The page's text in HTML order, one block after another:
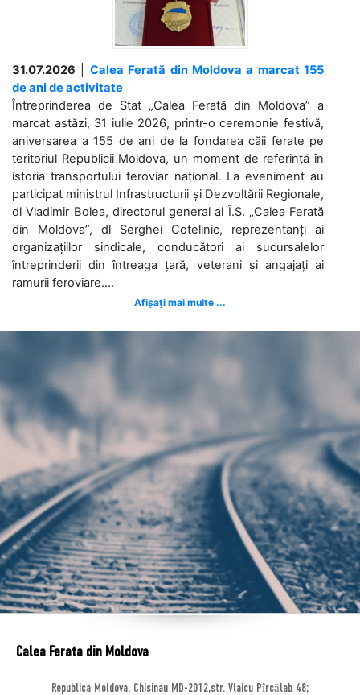
31.07.2026
Calea Ferată din Moldova a marcat 155
de ani de activitate
Întreprinderea de Stat „Calea Ferată din Moldova” a
marcat astăzi, 31 iulie 2026, printr-o ceremonie festivă,
aniversarea a 155 de ani de la fondarea căii ferate pe
teritoriul Republicii Moldova, un moment de referință în
istoria transportului feroviar național. La eveniment au
participat ministrul Infrastructurii și Dezvoltării Regionale,
dl Vladimir Bolea, directorul general al Î.S. „Calea Ferată
din Moldova”, dl Serghei Cotelinic, reprezentanți ai
organizațiilor sindicale, conducători ai sucursalelor
întreprinderii din întreaga țară, veterani și angajați ai
ramurii feroviare....
Afișați mai multe ...
Calea Ferata din Moldova
Republica Moldova, Chisinau MD-2012,str. Vlaicu Pîrcălab 48;